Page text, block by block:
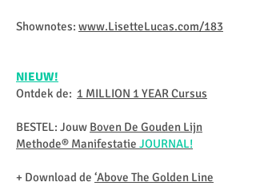
Shownotes: www.LisetteLucas.com/183
NIEUW!
Ontdek de: 1 MILLION 1 YEAR Cursus
BESTEL: Jouw Boven De Gouden Lijn
Methode® Manifestatie JOURNAL!
+ Download de ‘Above The Golden Line